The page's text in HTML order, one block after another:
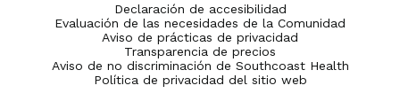
Declaración de accesibilidad
Evaluación de las necesidades de la Comunidad
Aviso de prácticas de privacidad
Transparencia de precios
Aviso de no discriminación de Southcoast Health
Política de privacidad del sitio web